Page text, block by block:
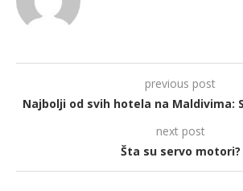
previous post
Najbolji od svih hotela na Maldivima:
next post
Šta su servo motori?